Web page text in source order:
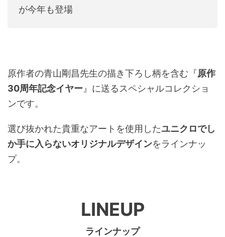
が今年も登場
原作者の青山剛昌先生の描き下ろし柄を含む『原作
30周年記念イヤー 』に送るスペシャルコレクショ
ンです。
選び抜かれた貴重なアートを使用したユニクロでし
か手に入らないオリジナルデザインをラインナッ
プ。
LINEUP
ラインナップ